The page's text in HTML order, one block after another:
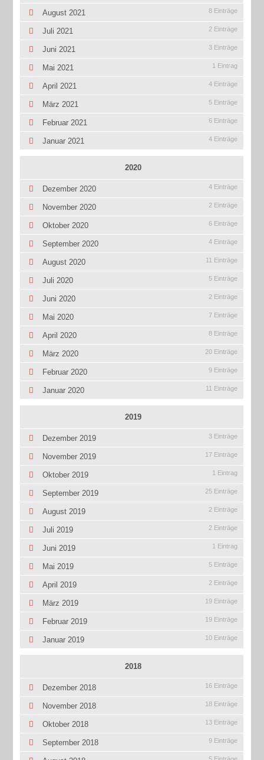
August 2021 8 Einträge
Juli 2021 2 Einträge
Juni 2021 3 Einträge
Mai 2021 1 Eintrag
April 2021 4 Einträge
März 2021 5 Einträge
Februar 2021 6 Einträge
Januar 2021 4 Einträge
2020
Dezember 2020 4 Einträge
November 2020 2 Einträge
Oktober 2020 6 Einträge
September 2020 4 Einträge
August 2020 11 Einträge
Juli 2020 5 Einträge
Juni 2020 2 Einträge
Mai 2020 7 Einträge
April 2020 8 Einträge
März 2020 20 Einträge
Februar 2020 9 Einträge
Januar 2020 11 Einträge
2019
Dezember 2019 3 Einträge
November 2019 17 Einträge
Oktober 2019 1 Eintrag
September 2019 25 Einträge
August 2019 2 Einträge
Juli 2019 2 Einträge
Juni 2019 1 Eintrag
Mai 2019 5 Einträge
April 2019 2 Einträge
März 2019 19 Einträge
Februar 2019 19 Einträge
Januar 2019 10 Einträge
2018
Dezember 2018 16 Einträge
November 2018 18 Einträge
Oktober 2018 13 Einträge
September 2018 9 Einträge